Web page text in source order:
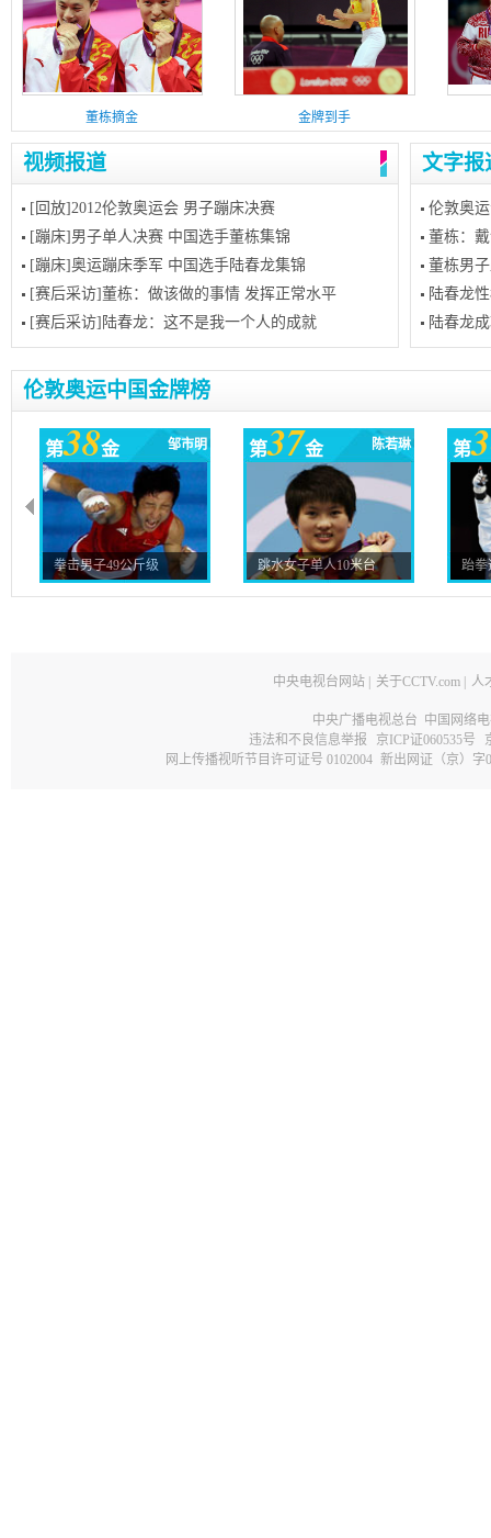
董栋摘金 金牌到手
视频报道
[回放]2012伦敦奥运会 男子蹦床决赛
[蹦床]男子单人决赛 中国选手董栋集锦
[蹦床]奥运蹦床季军 中国选手陆春龙集锦
[赛后采访]董栋：做该做的事情 发挥正常水平
[赛后采访]陆春龙：这不是我一个人的成就
文字报
伦敦奥
董栋：
董栋男
陆春龙
陆春龙
伦敦奥运中国金牌榜
第38金 邹市明
拳击男子49公斤级
第37金 陈若琳
跳水女子单人10米台
第
跆拳
中央电视台网站 关于CCTV.com 人
中央广播电视总台 中国网络
违法和不良信息举报
京ICP证060535号
网上传播视听节目许可证号 0102004 新出网证（京）